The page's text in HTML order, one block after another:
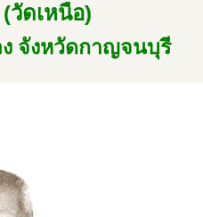
วัดเหนือ)
จังหวัดกาญจนบุรี